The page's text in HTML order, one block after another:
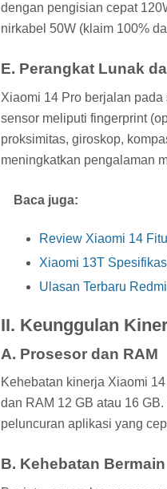
dengan pengisian cepat
nirkabel 50W (klaim 100%
E. Perangkat Lunak
Xiaomi 14 Pro berjalan
sensor meliputi fingerprint
proksimitas, giroskop,
meningkatkan pengalaman
Baca juga:
Review Xiaomi 14
Xiaomi 13T
Ulasan Terbaru
II. Keunggulan
A. Prosesor dan RAM
Kehebatan kinerja Xiaomi
dan RAM 12 GB atau 16
peluncuran aplikasi yang
B. Kehebatan